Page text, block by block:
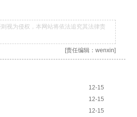
视为侵权，本网站将依法追究其法律责
[责任编辑：wenxin]
12-15
12-15
12-15